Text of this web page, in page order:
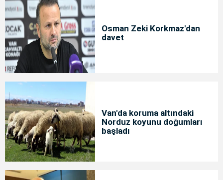
Osman Zeki Korkmaz'dan
davet
Van'da koruma altındaki
Norduz koyunu doğumları
başladı